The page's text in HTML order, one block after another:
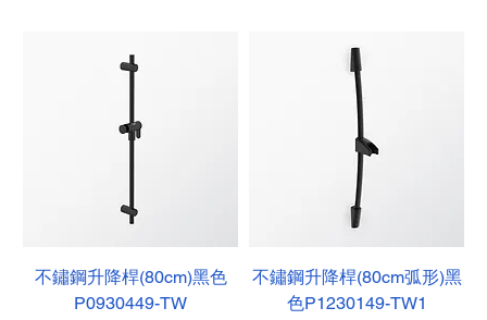
不鏽鋼升降桿(80cm)黑色
P0930449-TW
不鏽鋼升降桿(80cm弧形)黑
色P1230149-TW1